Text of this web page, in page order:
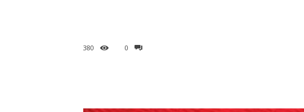
0
380